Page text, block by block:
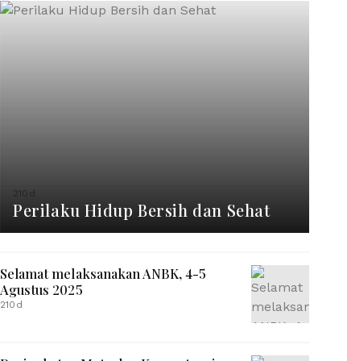
Perilaku Hidup Bersih dan Sehat
210d
Selamat melaksanakan ANBK, 4-5
Agustus 2025
210d